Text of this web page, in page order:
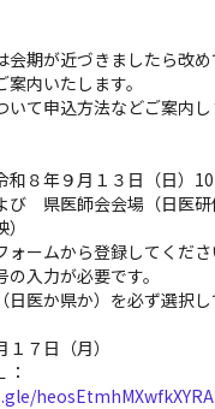
期が近づきましたら改め
内いたします。
て申込方法などご案内し
８年９月１３日（日）
県医師会会場（日医研
ームから登録してくださ
入力が必要です。
医か県か）を必ず選択し
７日（月）
heosEtmhMXwfkXYRA